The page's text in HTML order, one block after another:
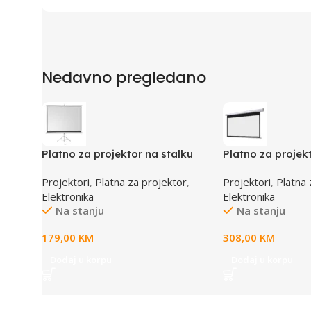
Nedavno pregledano
Platno za projektor na stalku
180x180cm, 40673
Projektori, Platna za projektor,
Elektronika
Na stanju
179,00 KM
Platno za
200*200cm,
Automatic, 40677
Projektori, Platna
Elektronika
Na stanju
308,00 KM